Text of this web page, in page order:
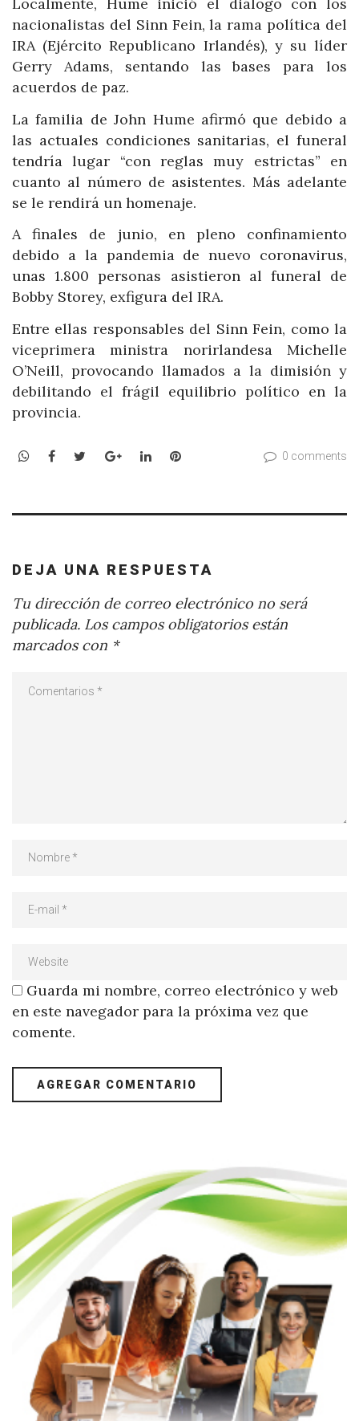
Localmente, Hume inició el diálogo con los
nacionalistas del Sinn Fein, la rama política del
IRA (Ejército Republicano Irlandés), y su líder
Gerry Adams, sentando las bases para los
acuerdos de paz.
La familia de John Hume afirmó que debido a
las actuales condiciones sanitarias, el funeral
tendría lugar “con reglas muy estrictas” en
cuanto al número de asistentes. Más adelante
se le rendirá un homenaje.
A finales de junio, en pleno confinamiento
debido a la pandemia de nuevo coronavirus,
unas 1.800 personas asistieron al funeral de
Bobby Storey, exfigura del IRA.
Entre ellas responsables del Sinn Fein, como la
viceprimera ministra norirlandesa Michelle
O’Neill, provocando llamados a la dimisión y
debilitando el frágil equilibrio político en la
provincia.
WhatsApp
Facebook
TwitterGoogle+LinkedInPinterest 0 comments
DEJA UNA RESPUESTA
Tu dirección de correo electrónico no será
publicada. Los campos obligatorios están
marcados con *
Guarda mi nombre, correo electrónico y web
en este navegador para la próxima vez que
comente.